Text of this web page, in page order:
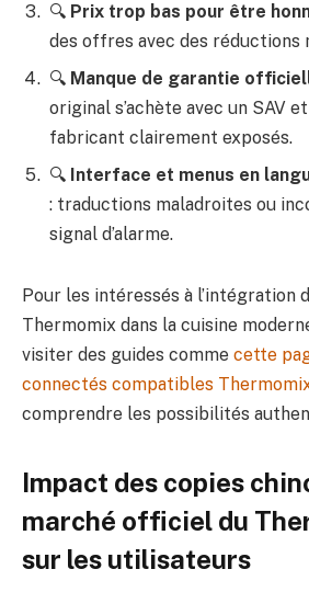
🔍 Prix trop bas pour être
des offres avec des réductions
🔍 Manque de garantie
original s’achète avec un SAV
fabricant clairement exposés.
🔍 Interface et menus en
: traductions maladroites ou
signal d’alarme.
Pour les intéressés à l’intégration
Thermomix dans la cuisine
visiter des guides comme cette
connectés compatibles
comprendre les possibilités
Impact des copies
marché officiel du
sur les utilisateurs